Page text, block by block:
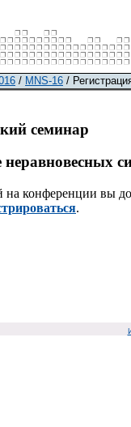
/ MNS-16 /
семинар
на конференции вы
.